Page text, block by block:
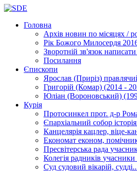
Головна
Архів новин по місяцях /
Рік Божого Милосердя
Зворотній зв'язок
Посилання
Єпископи
Ярослав (Приріз)
Григорій (Комар) (2014 -
Юліан (Вороновський)
Курія
Протосинкел прот. д-р
Єпархіальний собор
Канцелярія кацлер, віце-
Економат економ,
Пресвітерська рада
Колегія радників учасники
Суд судовий вікарій,